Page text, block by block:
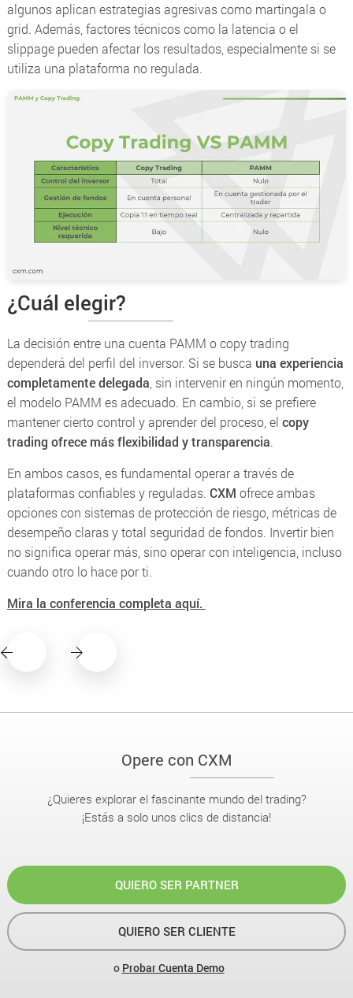
algunos aplican estrategias agresivas como martingala o
grid. Además, factores técnicos como la latencia o el
slippagepueden afectar los resultados, especialmente si se
utiliza una plataforma no regulada.
¿Cuál elegir?
La decisión entre una cuenta PAMM o copy trading
dependerá del perfil del inversor. Si se busca una experiencia
completamente delegada, sin intervenir en ningún momento,
el modelo PAMM es adecuado. En cambio, si se prefiere
mantener cierto control y aprender del proceso, el copy
trading ofrece más flexibilidad y transparencia.
En ambos casos, es fundamental operar a través de
plataformas confiables y reguladas. CXM ofrece ambas
opciones con sistemas de protección de riesgo, métricas de
desempeño claras y total seguridad de fondos. Invertir bien
no significa operar más, sino operar con inteligencia, incluso
cuando otro lo hace por ti.
Mira la conferencia completa aquí.
Opere con CXM
¿Quieres explorar el fascinante mundo del trading?
¡Estás a solo unos clics de distancia!
QUIERO SER PARTNER
QUIERO SER CLIENTE
o Probar Cuenta Demo